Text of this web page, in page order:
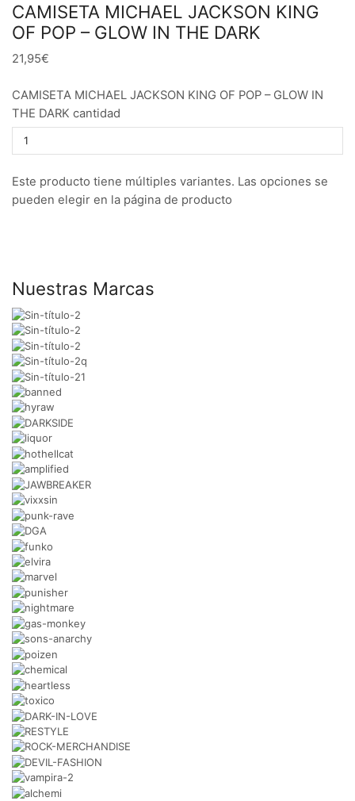
CAMISETA MICHAEL JACKSON KING
OF POP – GLOW IN THE DARK
21,95€
CAMISETA MICHAEL JACKSON KING OF POP – GLOW IN
THE DARK cantidad
Este producto tiene múltiples variantes. Las opciones se
pueden elegir en la página de producto
Nuestras Marcas